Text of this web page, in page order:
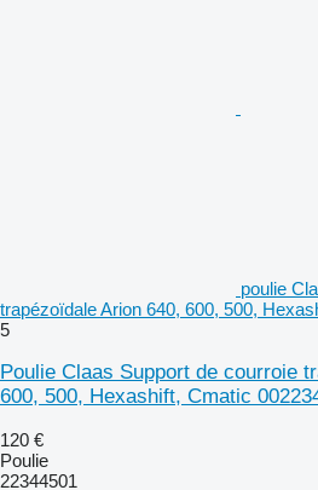
poulie
trapézoïdale Arion 640, 600, 500,
5
Poulie Claas Support de courroie
600, 500, Hexashift, Cmatic
120 €
Poulie
22344501